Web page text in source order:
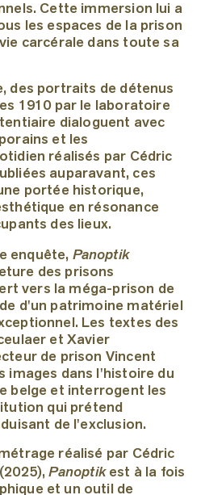
Cette immersion lui a
les espaces de la prison
carcérale dans toute sa
des portraits de détenus
1910 par le laboratoire
dialoguent avec
et les
réalisés par Cédric
auparavant, ces
portée historique,
en résonance
des lieux.
enquête, Panoptik
des prisons
vers la méga-prison de
d'un patrimoine matériel
Les textes des
et Xavier
de prison Vincent
images dans l'histoire du
belge et interrogent les
qui prétend
de l'exclusion.
réalisé par Cédric
Panoptikest à la fois
et un outil de